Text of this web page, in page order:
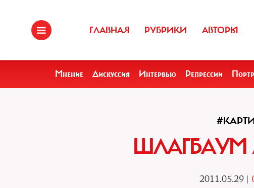
ГЛАВНАЯ РУБРИКИ АВТОРЫ
Мнение Дискуссия Интервью Репрессии
ШЛАГБАУМ
2011.05.29 |